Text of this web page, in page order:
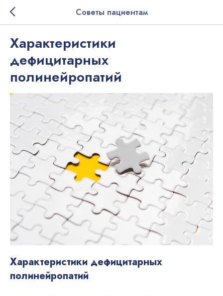
Советы пациентам
Характеристики
дефицитарных
полинейропатий
Характеристики дефицитарных
полинейропатий